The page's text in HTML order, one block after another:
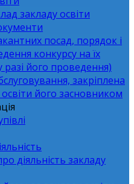
закладу освіти
посад, порядок і
конкурсу на їх
разі його проведення)
закріплена
його засновником
діяльність закладу